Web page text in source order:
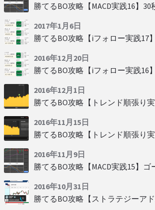
勝てるBO攻略【MACD実践16】
2017年1月6日
2016年12月20日
2016年12月1日
2016年11月15日
2016年11月9日
2016年10月31日